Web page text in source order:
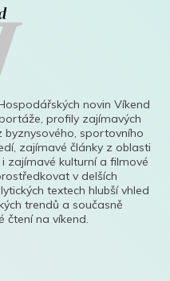
novin Víkend
profily zajímavých
byznysového, sportovního
zajímavé články z oblasti
zajímavé kulturní a filmové
v delších
textech hlubší vhled
trendů a současně
čtení na víkend.